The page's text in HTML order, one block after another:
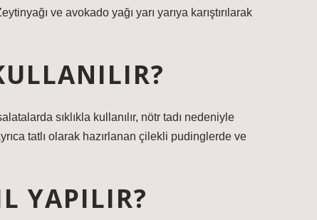
ve avokado yağı yarı yarıya karıştırılarak
sıklıkla kullanılır, nötr tadı nedeniyle
tatlı olarak hazırlanan çilekli pudinglerde ve
YAPILIR?